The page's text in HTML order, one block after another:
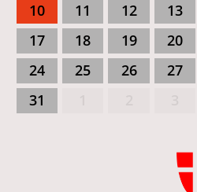
10
11 12 13
17
18 19 20
24
25 26 27
31